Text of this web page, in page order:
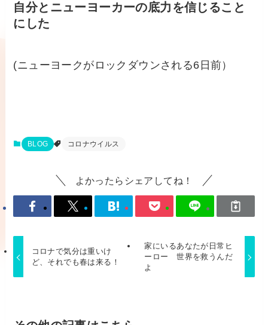
自分とニューヨーカーの底力を信じること
にした
(ニューヨークがロックダウンされる6日前）
BLOG コロナウイルス
よかったらシェアしてね！
コロナで気分は重いけ
ど、それでも春は来る！
家にいるあなたが日常ヒ
ーロー 世界を救うんだ
よ